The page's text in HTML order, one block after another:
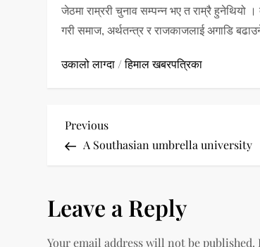
जेठमा राम्ररी चुनाव सम्पन्न भए त राम्रै हुनेथियो
गरी समाज, अर्थतन्त्र र राजकाजलाई अगाडि
उकालो लाग्दा /हिमाल खबरपत्रिका
P
o
t
Previous
Post
Previous
A Southasian umbrella university
Leave a Reply
Your email address will not be published.